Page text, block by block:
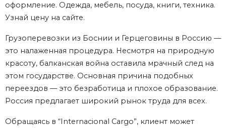
оформление. Одежда, мебель, посуда, книги, техника.
Узнай цену на сайте.
Грузоперевозки из Боснии и Герцеговины в Россию —
это налаженная процедура. Несмотря на природную
красоту, балканская война оставила мрачный след на
этом государстве. Основная причина подобных
переездов — это безработица и плохое образование.
Россия предлагает широкий рынок труда для всех.
Обращаясь в “Internacional Cargo”, клиент может